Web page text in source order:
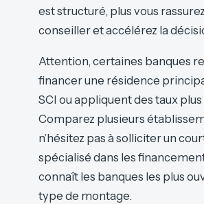
est structuré, plus vous
conseiller et accélérez la
Attention, certaines banques
financer une résidence
SCI ou appliquent des taux
Comparez plusieurs
n’hésitez pas à solliciter un
spécialisé dans les
connaît les banques les plus
type de montage.